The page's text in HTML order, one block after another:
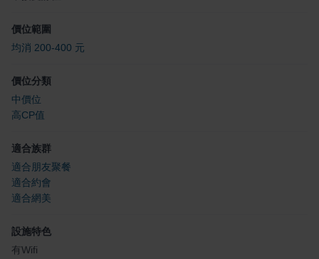
價位範圍
均消 200-400 元
價位分類
中價位
高CP值
適合族群
適合朋友聚餐
適合約會
適合網美
設施特色
有Wifi